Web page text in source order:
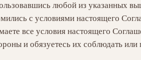
любой из указанных
с условиями настоящего
все условия настоящего
и обязуетесь их соблюдать или